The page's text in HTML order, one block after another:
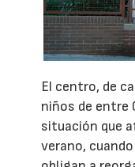
El centro, de
niños de entre
situación que
verano,